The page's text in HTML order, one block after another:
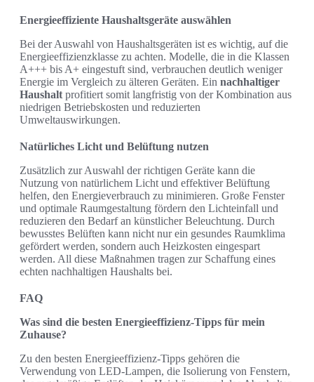
Energieeffiziente Haushaltsgeräte auswählen
Bei der Auswahl von Haushaltsgeräten ist es wichtig, auf die
Energieeffizienzklasse zu achten. Modelle, die in die Klassen
A+++ bis A+ eingestuft sind, verbrauchen deutlich weniger
Energie im Vergleich zu älteren Geräten. Ein nachhaltiger
Haushalt profitiert somit langfristig von der Kombination aus
niedrigen Betriebskosten und reduzierten
Umweltauswirkungen.
Natürliches Licht und Belüftung nutzen
Zusätzlich zur Auswahl der richtigen Geräte kann die
Nutzung von natürlichem Licht und effektiver Belüftung
helfen, den Energieverbrauch zu minimieren. Große Fenster
und optimale Raumgestaltung fördern den Lichteinfall und
reduzieren den Bedarf an künstlicher Beleuchtung. Durch
bewusstes Belüften kann nicht nur ein gesundes Raumklima
gefördert werden, sondern auch Heizkosten eingespart
werden. All diese Maßnahmen tragen zur Schaffung eines
echten nachhaltigen Haushalts bei.
FAQ
Was sind die besten Energieeffizienz-Tipps für mein
Zuhause?
Zu den besten Energieeffizienz-Tipps gehören die
Verwendung von LED-Lampen, die Isolierung von Fenstern,